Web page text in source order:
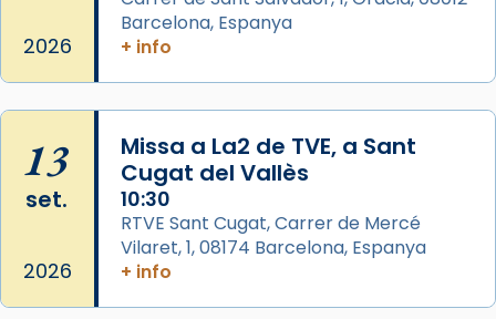
Aquest dilluns, 27 de juliol, ha tingut lloc la
missa d’acció de gràcies en agraïment al
L’arquebisbe de Barcelona, el cardenal Joan
Josep Omella, ha presidit la missa i l’ha
concelebrat el bisbe auxiliar de Barcelona,
Mons. David Abadías.
📸 Dr. G. Simón
2026
Barcelona, Espanya
+ info
13
set.
2026
Missa a La2 de TVE, a Sant
Cugat del Vallès
10:30
RTVE Sant Cugat, Carrer de Mercé
Vilaret, 1, 08174 Barcelona, Espanya
+ info